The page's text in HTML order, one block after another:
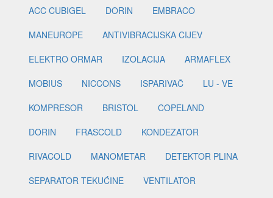
ACC CUBIGEL
DORIN
EMBRACO
MANEUROPE
ANTIVIBRACIJSKA CIJEV
ELEKTRO ORMAR
IZOLACIJA
ARMAFLEX
MOBIUS
NICCONS ISPARIVAČ
LU - VE
KOMPRESOR
BRISTOL
COPELAND
DORIN
FRASCOLD
KONDEZATOR
RIVACOLD
MANOMETAR
DETEKTOR PLINA
SEPARATOR TEKUĆINE
VENTILATOR